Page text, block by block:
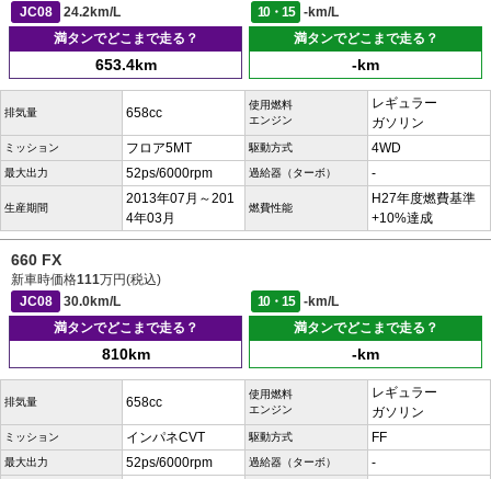
JC08
24.2km/L 10・15
-km/L
満タンでどこまで走る？
653.4km
満タンでどこまで走る？
-km
排気量 658cc
使用燃料
エンジン
レギュラー
ガソリン
ミッション フロア5MT 駆動方式 4WD
最大出力 52ps/6000rpm 過給器（ターボ） -
生産期間
2013年07月～201
4年03月
燃費性能
H27年度燃費基準
+10%達成
660 FX
新車時価格111万円(税込)
JC08
30.0km/L 10・15
-km/L
満タンでどこまで走る？
810km
満タンでどこまで走る？
-km
排気量 658cc
使用燃料
エンジン
レギュラー
ガソリン
ミッション インパネCVT 駆動方式 FF
最大出力 52ps/6000rpm 過給器（ターボ） -